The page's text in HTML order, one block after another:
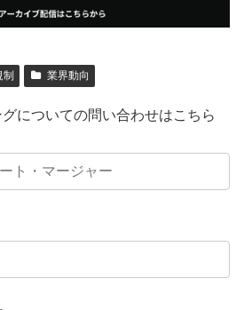
制 業界動向
についての問い合わせはこちら